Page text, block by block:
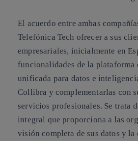
El acuerdo entre ambas
Telefónica Tech ofrecer a sus
empresariales, inicialmente en
funcionalidades de la plataforma
unificada para datos e
Collibra y complementarlas con
servicios profesionales. Se trata
integral que proporciona a las
visión completa de sus datos y la